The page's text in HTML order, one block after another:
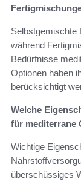
Selbstgemischte
während
Bedürfnisse
Optionen haben
berücksichtigt
Welche
für mediterrane
Wichtige
überschüssiges